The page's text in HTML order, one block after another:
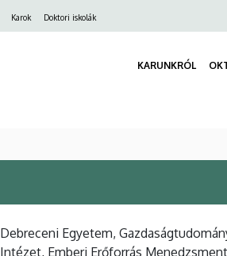
Karok Doktori iskolák
KARUNKRÓL
Debreceni Egyetem,
Intézet, Emberi Erőforrás